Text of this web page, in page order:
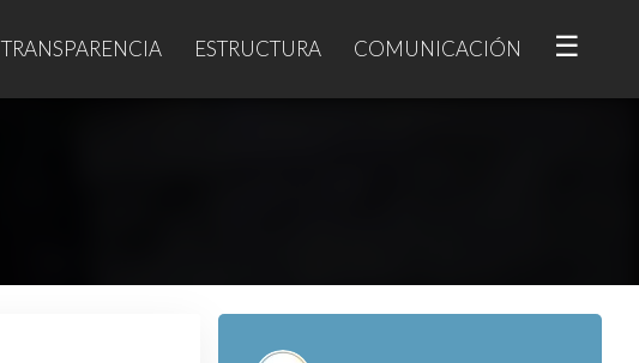
TRANSPARENCIA ESTRUCTURA COMUNICACIÓN ☰